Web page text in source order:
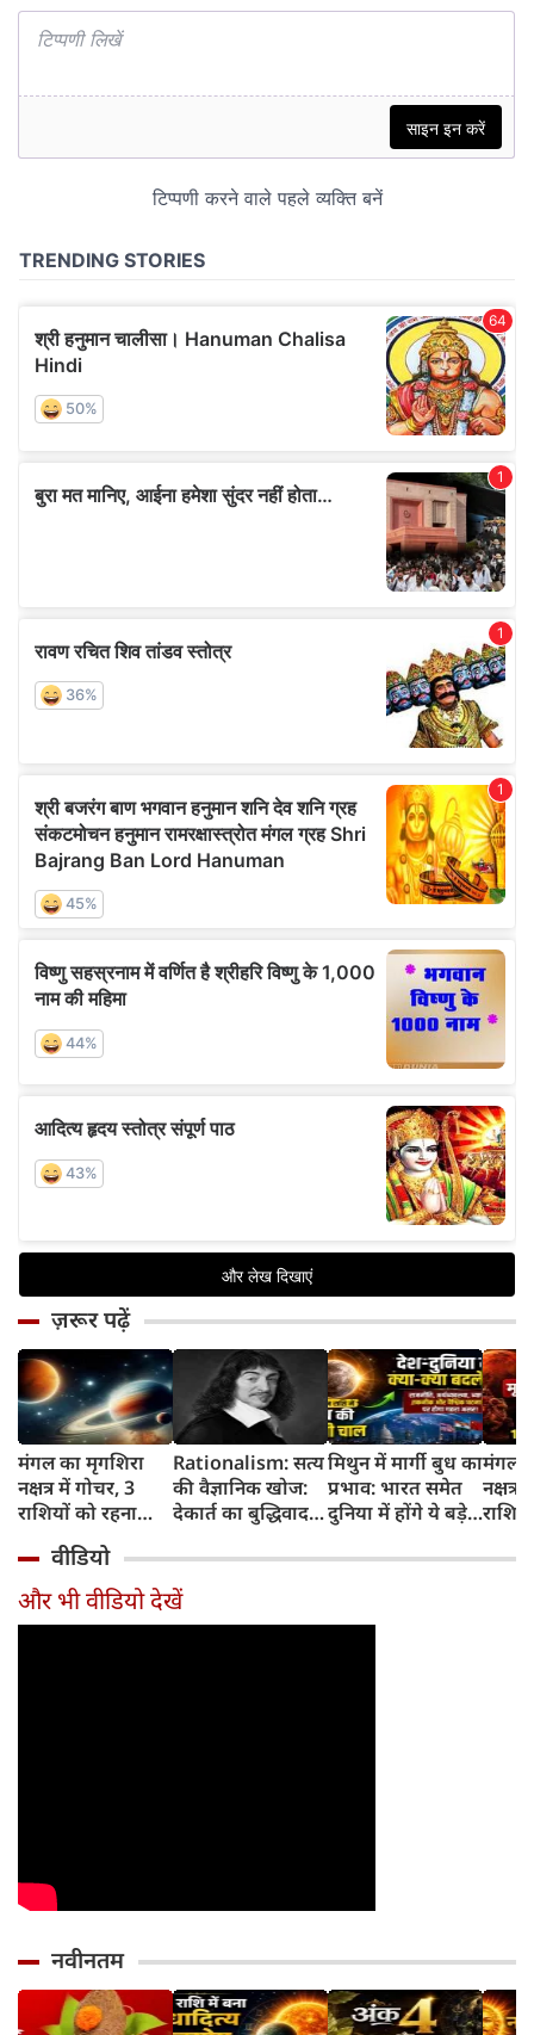
ज़रूर पढ़ें
मंगल का मृगशिरा
नक्षत्र में गोचर, 3
राशियों को रहना
सावधान
Rationalism: सत्य
की वैज्ञानिक खोज:
देकार्त का बुद्धिवाद
का जन्म
मिथुन में मार्गी बुध का
प्रभाव: भारत समेत
दुनिया में होंगे ये बड़े
मंगल
नक्षत्र
किसे
वीडियो
और भी वीडियो देखें
नवीनतम